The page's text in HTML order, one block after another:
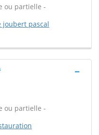
ou partielle -
joubert pascal
ou partielle -